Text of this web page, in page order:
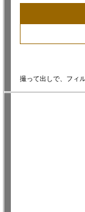
撮って出しで、フィ